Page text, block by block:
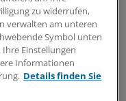
Fähigkeit, die
so zu schildern, dass
ordnet ein.
zu widerrufen,
verwalten am unteren
Symbol unten
Einstellungen
Informationen
Details finden Sie